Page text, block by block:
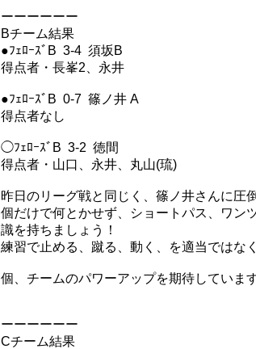
ーーーーーー
Bチーム結果
●ﾌｪﾛｰｽﾞB 3-4 須坂B
得点者・長峯2、永井
●ﾌｪﾛｰｽﾞB 0-7 篠ノ井 A
得点者なし
◯ﾌｪﾛｰｽﾞB 3-2 徳間
得点者・山口、永井、丸山(琉)
昨日のリーグ戦と同じく、篠ノ井さんに圧
個だけで何とかせず、ショートパス、ワン
識を持ちましょう！
練習で止める、蹴る、動く、を適当ではな
個、チームのパワーアップを期待しています
ーーーーーー
Cチーム結果